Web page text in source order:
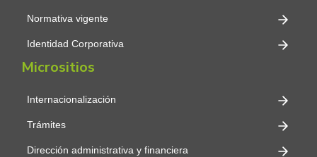
Normativa vigente
Identidad Corporativa
Micrositios
Internacionalización
Trámites
Dirección administrativa y financiera